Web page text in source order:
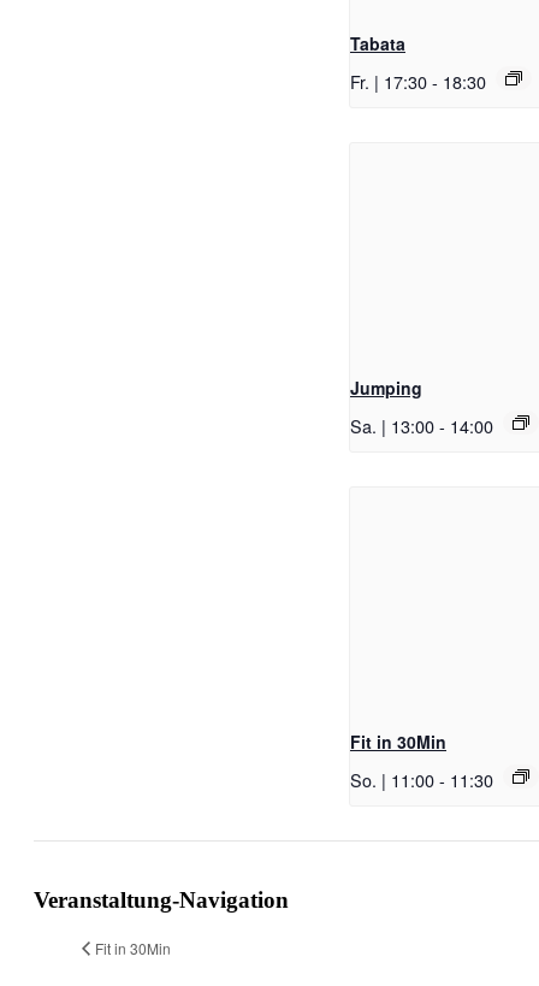
Tabata
Fr. | 17:30- 18:30
Jumping
Sa. | 13:00- 14:00
Fit in 30Min
So. | 11:00- 11:30
Veranstaltung-Navigation
Fit in 30Min